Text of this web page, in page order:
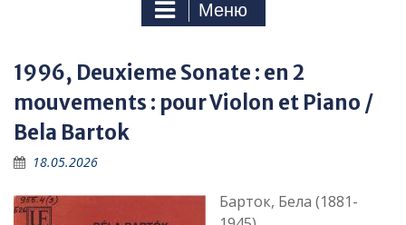
Меню
1996, Deuxieme Sonate : en 2
mouvements : pour Violon et Piano /
Bela Bartok
18.05.2026
Барток, Бела (1881-